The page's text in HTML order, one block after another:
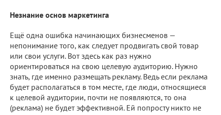
Незнание основ маркетинга
Ещё одна ошибка начинающих бизнесменов —
непонимание того, как следует продвигать свой товар
или свои услуги. Вот здесь как раз нужно
ориентироваться на свою целевую аудиторию. Нужно
знать, где именно размещать рекламу. Ведь если реклама
будет располагаться в том месте, где люди, относящиеся
к целевой аудитории, почти не появляются, то она
(реклама) не будет эффективной. Ей попросту никто не